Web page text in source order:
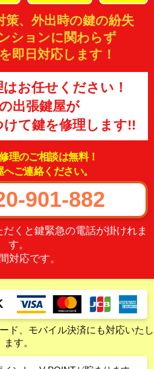
策、外出時の鍵の紛失
ションに関わらず
即日対応します！
お任せください！
出張鍵屋が
けて鍵を修理します!!
理のご相談は無料！
ご連絡ください。
901-882
だくと鍵緊急の電話が掛けれま
す。
対応です。
ド、モバイル決済にも対応いたし
ます。